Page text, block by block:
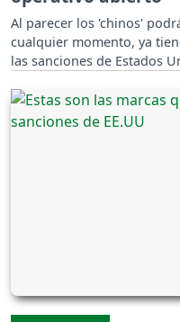
Al parecer los 'chinos'
cualquier momento, ya
las sanciones de Estados